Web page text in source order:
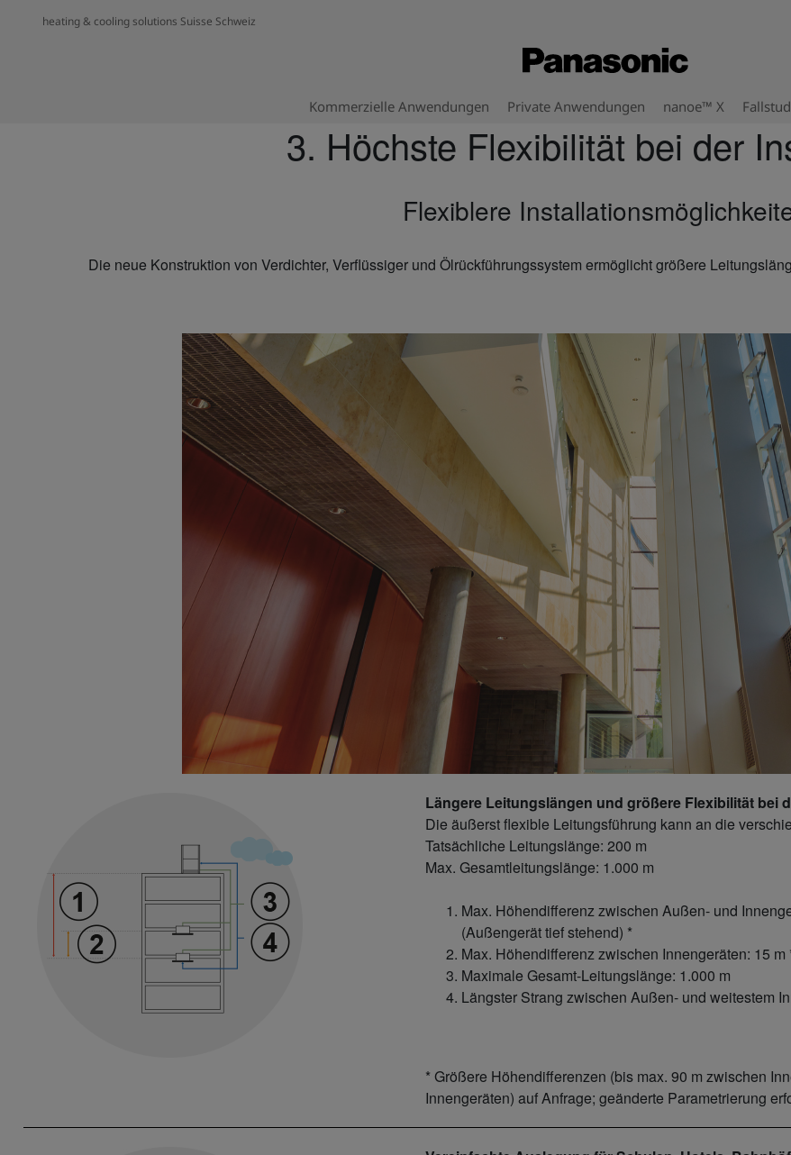
heating & cooling solutions Suisse Schweiz
Kommerzielle Anwendungen Private Anwendungen nanoe™ X
3. Höchste Flexibilität bei der
Flexiblere
Die neue Konstruktion von Verdichter, Verflüssiger und Ölrückführungssystem ermöglicht größere
Längere Leitungslängen und größere Flexibilität bei
Die äußerst flexible Leitungsführung kann an die
Tatsächliche Leitungslänge: 200 m
Max. Gesamtleitungslänge: 1.000 m
Max. Höhendifferenz zwischen Außen- und
(Außengerät tief stehend) *
Max. Höhendifferenz zwischen Innengeräten: 15 m
Maximale Gesamt-Leitungslänge: 1.000 m
Längster Strang zwischen Außen- und weitestem
* Größere Höhendifferenzen (bis max. 90 m zwischen
Innengeräten) auf Anfrage; geänderte Parametrierung